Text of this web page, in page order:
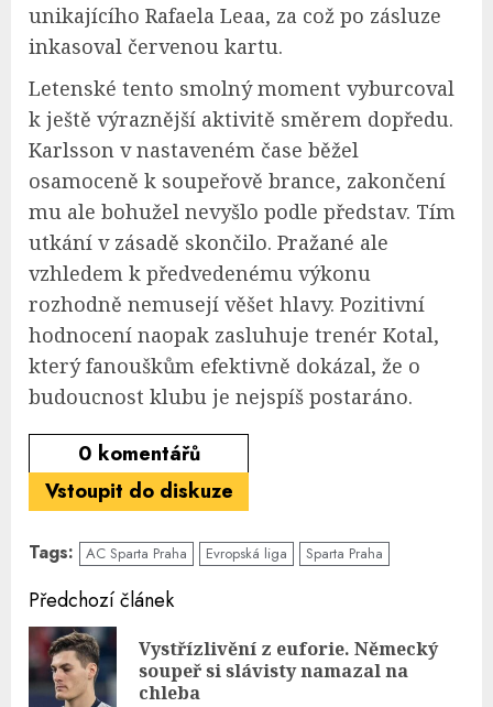
unikajícího Rafaela Leaa, za což po zásluze
inkasoval červenou kartu.
Letenské tento smolný moment vyburcoval
k ještě výraznější aktivitě směrem dopředu.
Karlsson v nastaveném čase běžel
osamoceně k soupeřově brance, zakončení
mu ale bohužel nevyšlo podle představ. Tím
utkání v zásadě skončilo. Pražané ale
vzhledem k předvedenému výkonu
rozhodně nemusejí věšet hlavy. Pozitivní
hodnocení naopak zasluhuje trenér Kotal,
který fanouškům efektivně dokázal, že o
budoucnost klubu je nejspíš postaráno.
0 komentářů
Vstoupit do diskuze
Tags: AC Sparta Praha Evropská liga Sparta Praha
Continue
Reading
Předchozí článek
Vystřízlivění z euforie. Německý
soupeř si slávisty namazal na
chleba